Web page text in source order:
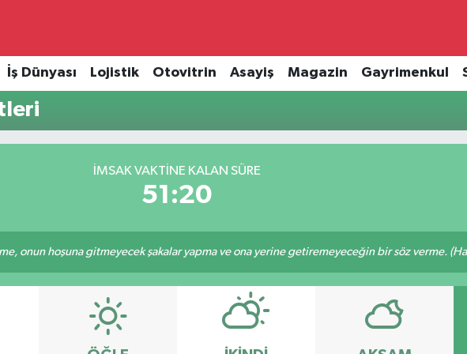
İş Dünyası Lojistik Otovitrin Asayiş Magazin Gayrimenkul
İMSAK VAKTINE KALAN SÜRE
51:20
onun hoşuna gitmeyecek şakalar yapma ve ona yerine getiremeyeceğin bir söz verme.